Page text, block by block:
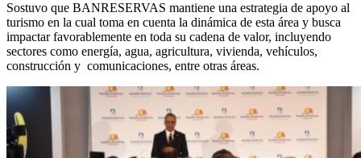
Sostuvo que BANRESERVAS mantiene una estrategia de apoyo al
turismo en la cual toma en cuenta la dinámica de esta área y busca
impactar favorablemente en toda su cadena de valor, incluyendo
sectores como energía, agua, agricultura, vivienda, vehículos,
construcción y comunicaciones, entre otras áreas.